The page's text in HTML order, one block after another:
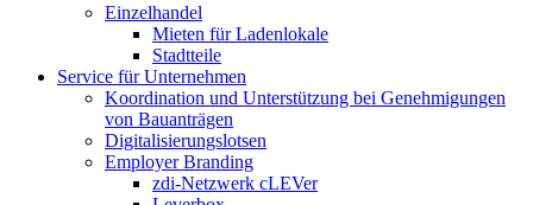
Einzelhandel
Mieten für Ladenlokale
Stadtteile
Service für Unternehmen
Koordination und Unterstützung bei Genehmigungen
von Bauanträgen
Digitalisierungslotsen
Employer Branding
zdi-Netzwerk cLEVer